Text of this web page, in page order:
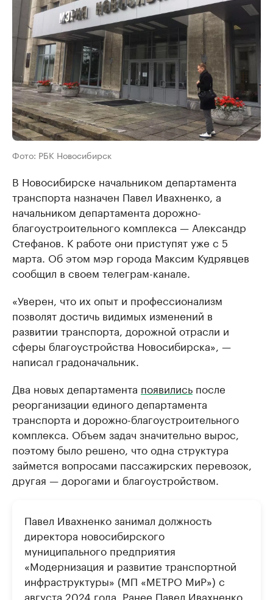
Фото: РБК Новосибирск
В Новосибирске начальником департамента
транспорта назначен Павел Ивахненко, а
начальником департамента дорожно-
благоустроительного комплекса — Александр
Стефанов. К работе они приступят уже с 5
марта. Об этом мэр города Максим Кудрявцев
сообщил в своем телеграм-канале.
«Уверен, что их опыт и профессионализм
позволят достичь видимых изменений в
развитии транспорта, дорожной отрасли и
сферы благоустройства Новосибирска», —
написал градоначальник.
Два новых департамента появились после
реорганизации единого департамента
транспорта и дорожно-благоустроительного
комплекса. Объем задач значительно вырос,
поэтому было решено, что одна структура
займется вопросами пассажирских перевозок,
другая — дорогами и благоустройством.
Павел Ивахненко занимал должность
директора новосибирского
муниципального предприятия
«Модернизация и развитие транспортной
инфраструктуры» (МП «МЕТРО МиР») с
августа 2024 года. Ранее Павел Ивахненко